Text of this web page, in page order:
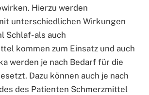
Hierzu werden
unterschiedlichen Wirkungen
Schlaf- als auch
kommen zum Einsatz und auch
werden je nach Bedarf für die
Dazu können auch je nach
des Patienten Schmerzmittel